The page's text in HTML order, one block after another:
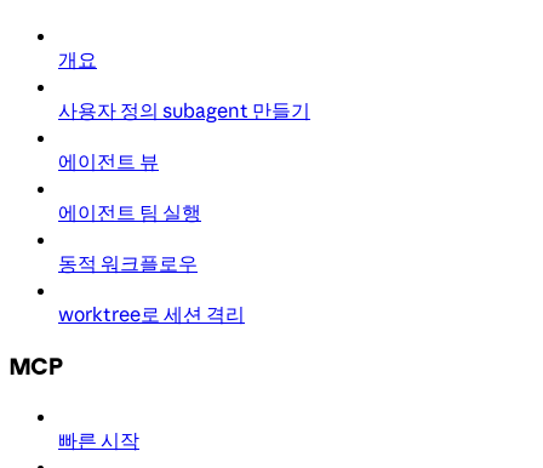
개요
사용자 정의 subagent 만들기
에이전트 뷰
에이전트 팀 실행
동적 워크플로우
worktree로 세션 격리
MCP
빠른 시작